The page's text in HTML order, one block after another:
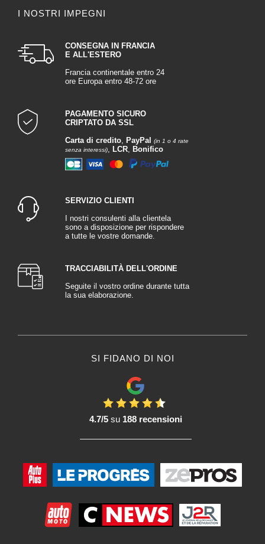
I NOSTRI IMPEGNI
CONSEGNA IN FRANCIA
E ALL'ESTERO
Francia continentale entro 24
ore Europa entro 48-72 ore
PAGAMENTO SICURO
CRIPTATO DA SSL
Carta di credito, PayPal
(in 1 o 4 rate
senza interessi), LCR, Bonifico
SERVIZIO CLIENTI
I nostri consulenti alla clientela
sono a disposizione per rispondere
a tutte le vostre domande.
TRACCIABILITÀ DELL'ORDINE
Seguite il vostro ordine durante tutta
la sua elaborazione.
SI FIDANO DI NOI
4.7/5su 188 recensioni